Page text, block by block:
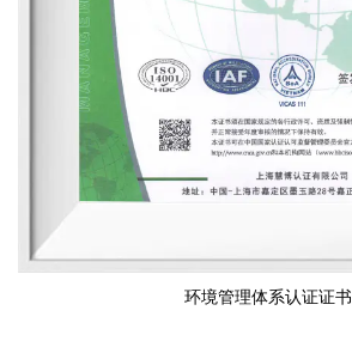
环境管理体系认证证书